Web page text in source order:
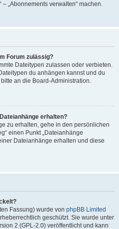
„Abonnements verwalten“ machen.
Forum zulässig?
Dateitypen zulassen oder verbieten.
du anhängen kannst und du
an die Board-Administration.
erhalten?
zu erhalten, gehe in den persönlichen
einen Punkt „Dateianhänge
Dateianhänge erhalten und diese
Fassung) wurde von phpBB Limited
geschützt. Sie wurde unter
2 (GPL-2.0) veröffentlicht und kann